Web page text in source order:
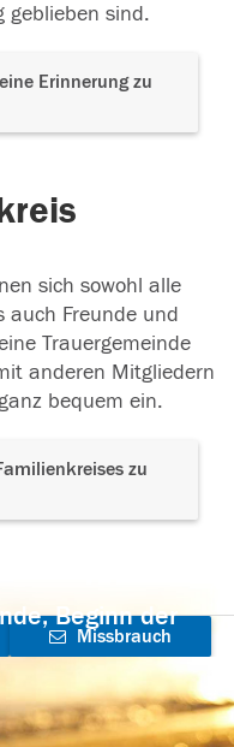
geblieben sind.
Erinnerung zu
sich sowohl alle
auch Freunde und
Trauergemeinde
anderen Mitgliedern
bequem ein.
zu
Beginn der
Missbrauch